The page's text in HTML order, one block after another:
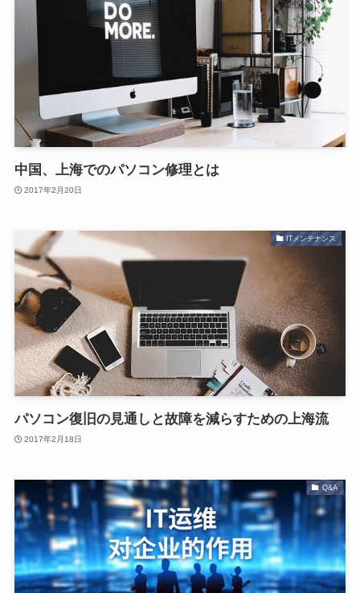
中国、上海でのパソコン修理とは
2017年2月20日
ITメンテナンス
パソコン復旧の見通しと故障を減らすための上海流
2017年2月18日
Q&A